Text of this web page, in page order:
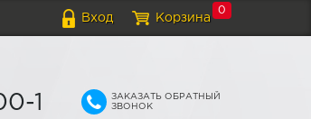
Вход Корзина
0
1
ЗАКАЗАТЬ ОБРАТНЫЙ
ЗВОНОК